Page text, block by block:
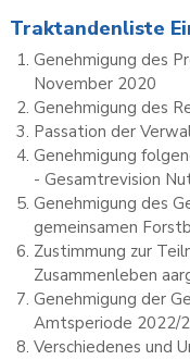
Traktandenliste
Genehmigung des
November 2020
Genehmigung des
Passation der
Genehmigung
- Gesamtrevision
Genehmigung des
gemeinsamen
Zustimmung zur
Zusammenleben
Genehmigung der
Amtsperiode 2022/
Verschiedenes und